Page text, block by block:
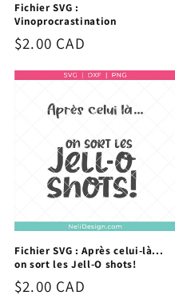
Fichier SVG :
Vinoprocrastination
Prix
habituel
$2.00 CAD
Fichier SVG : Après celui-là...
on sort les Jell-O shots!
Prix
$2.00 CAD